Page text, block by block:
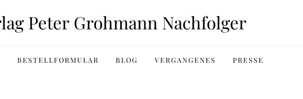
Peter Grohmann Nachfolger
BESTELLFORMULAR BLOG VERGANGENES PRESSE